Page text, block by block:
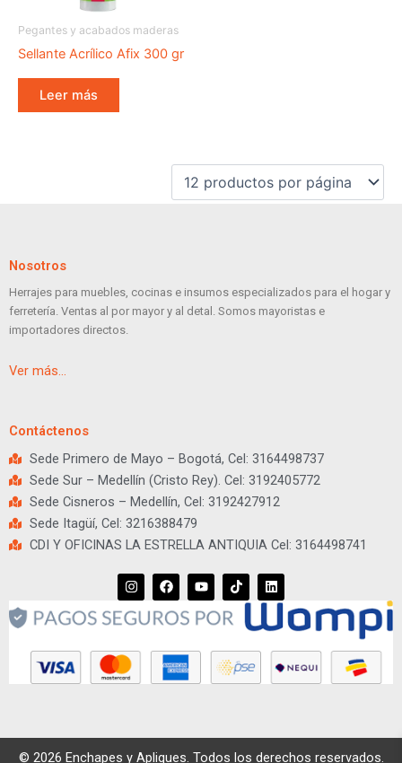
Pegantes y acabados maderas
Sellante Acrílico Afix 300 gr
Leer más
Nosotros
Herrajes para muebles, cocinas e insumos especializados para el hogar y
ferretería. Ventas al por mayor y al detal. Somos mayoristas e
importadores directos.
Ver más…
Contáctenos
Sede Primero de Mayo – Bogotá, Cel: 3164498737
Sede Sur – Medellín (Cristo Rey). Cel: 3192405772
Sede Cisneros – Medellín, Cel: 3192427912
Sede Itagüí, Cel: 3216388479
CDI Y OFICINAS LA ESTRELLA ANTIQUIA Cel: 3164498741
I
n
s
t
g
r
a
m
F
a
c
e
o
o
k
Y
o
u
t
b
T
i
k
k
L
i
n
k
e
d
n
© 2026 Enchapes y Apliques. Todos los derechos reservados.